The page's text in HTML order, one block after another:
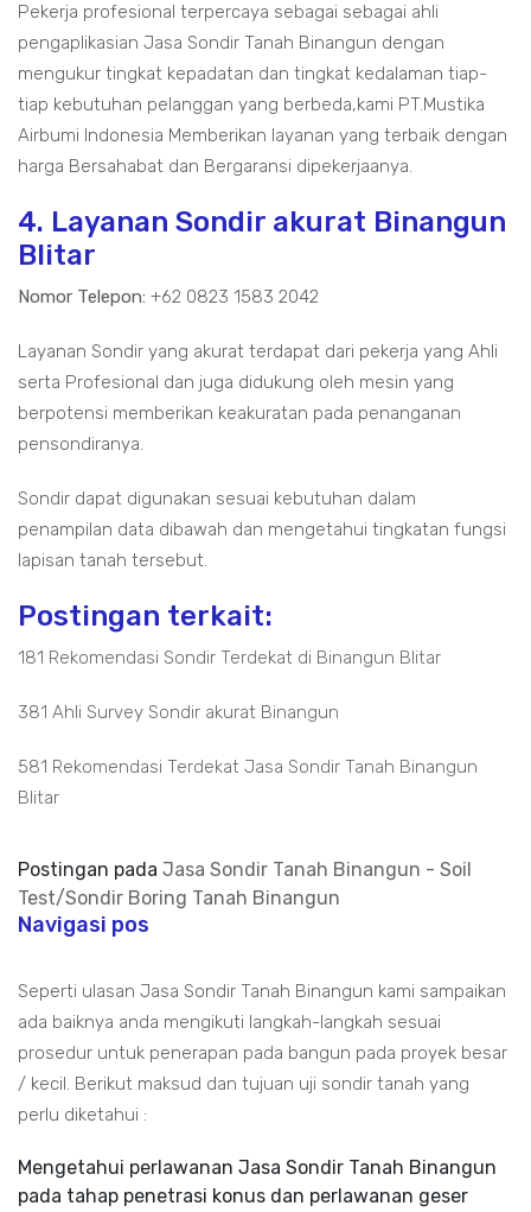
Pekerja profesional terpercaya sebagai sebagai ahli
pengaplikasian Jasa Sondir Tanah Binangun dengan
mengukur tingkat kepadatan dan tingkat kedalaman tiap-
tiap kebutuhan pelanggan yang berbeda,kami PT.Mustika
Airbumi Indonesia Memberikan layanan yang terbaik dengan
harga Bersahabat dan Bergaransi dipekerjaanya.
4. Layanan Sondir akurat Binangun
Blitar
Nomor Telepon: +62 0823 1583 2042
Layanan Sondir yang akurat terdapat dari pekerja yang Ahli
serta Profesional dan juga didukung oleh mesin yang
berpotensi memberikan keakuratan pada penanganan
pensondiranya.
Sondir dapat digunakan sesuai kebutuhan dalam
penampilan data dibawah dan mengetahui tingkatan fungsi
lapisan tanah tersebut.
Postingan terkait:
181 Rekomendasi Sondir Terdekat di Binangun Blitar
381 Ahli Survey Sondir akurat Binangun
581 Rekomendasi Terdekat Jasa Sondir Tanah Binangun
Blitar
Postingan pada Jasa Sondir Tanah Binangun - Soil
Test/Sondir Boring Tanah Binangun
Navigasi pos
Seperti ulasan Jasa Sondir Tanah Binangun kami sampaikan
ada baiknya anda mengikuti langkah-langkah sesuai
prosedur untuk penerapan pada bangun pada proyek besar
/ kecil. Berikut maksud dan tujuan uji sondir tanah yang
perlu diketahui :
Mengetahui perlawanan Jasa Sondir Tanah Binangun
pada tahap penetrasi konus dan perlawanan geser